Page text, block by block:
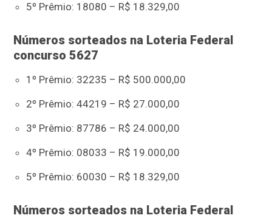
5º Prêmio: 18080 – R$ 18.329,00
Números sorteados na Loteria Federal
concurso 5627
1º Prêmio: 32235 – R$ 500.000,00
2º Prêmio: 44219 – R$ 27.000,00
3º Prêmio: 87786 – R$ 24.000,00
4º Prêmio: 08033 – R$ 19.000,00
5º Prêmio: 60030 – R$ 18.329,00
Números sorteados na Loteria Federal